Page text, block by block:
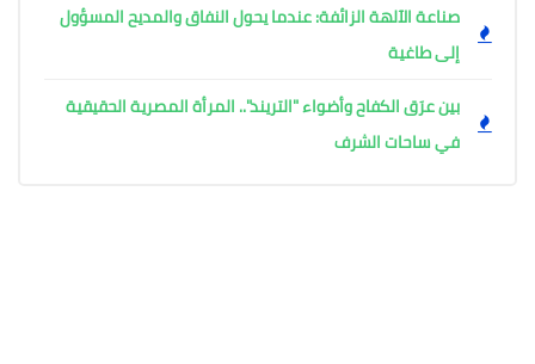
صناعة الآلهة الزائفة: عندما يحول النفاق والمديح المسؤول
إلى طاغية
بين عرَق الكفاح وأضواء "التريند".. المرأة المصرية الحقيقية
في ساحات الشرف